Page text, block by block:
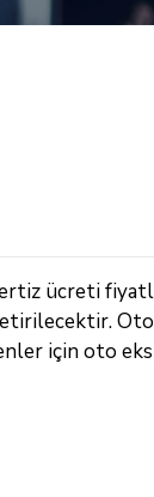
ücreti
için oto